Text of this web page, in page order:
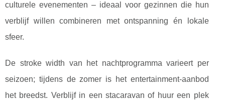
culturele evenementen – ideaal voor gezinnen die hun
verblijf willen combineren met ontspanning én lokale
sfeer.
De stroke width van het nachtprogramma varieert per
seizoen; tijdens de zomer is het entertainment-aanbod
het breedst. Verblijf in een stacaravan of huur een plek